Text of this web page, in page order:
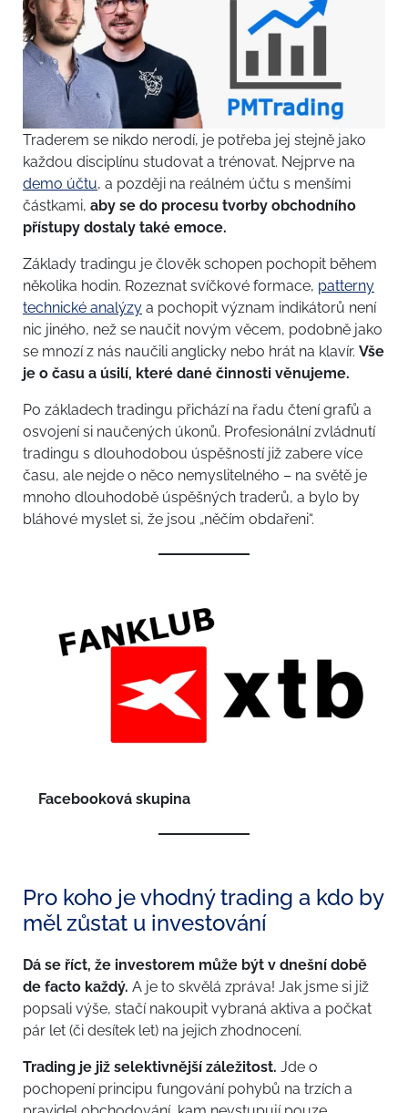
Traderem se nikdo nerodí, je potřeba jej stejně jako
každou disciplínu studovat a trénovat. Nejprve na
demo účtu, a později na reálném účtu s menšími
částkami, aby se do procesu tvorby obchodního
přístupy dostaly také emoce.
Základy tradingu je člověk schopen pochopit během
několika hodin. Rozeznat svíčkové formace, patterny
technické analýzy a pochopit význam indikátorů není
nic jiného, než se naučit novým věcem, podobně jako
se mnozí z nás naučili anglicky nebo hrát na klavír. Vše
je o času a úsilí, které dané činnosti věnujeme.
Po základech tradingu přichází na řadu čtení grafů a
osvojení si naučených úkonů. Profesionální zvládnutí
tradingu s dlouhodobou úspěšností již zabere více
času, ale nejde o něco nemyslitelného – na světě je
mnoho dlouhodobě úspěšných traderů, a bylo by
bláhové myslet si, že jsou „něčím obdařeni“.
Facebooková skupina
Pro koho je vhodný trading a kdo by
měl zůstat u investování
Dá se říct, že investorem může být v dnešní době
de facto každý. A je to skvělá zpráva! Jak jsme si již
popsali výše, stačí nakoupit vybraná aktiva a počkat
pár let (či desítek let) na jejich zhodnocení.
Trading je již selektivnější záležitost. Jde o
pochopení principu fungování pohybů na trzích a